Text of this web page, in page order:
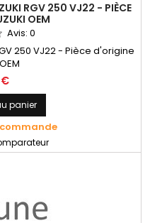
RGV 250 VJ22 - PIÈCE
OEM
Avis: 0
250 VJ22 - Pièce d'origine
€
panier